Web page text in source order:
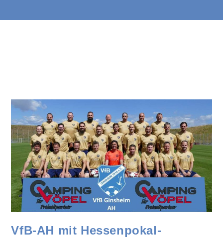
VfB-AH mit Hessenpokal-